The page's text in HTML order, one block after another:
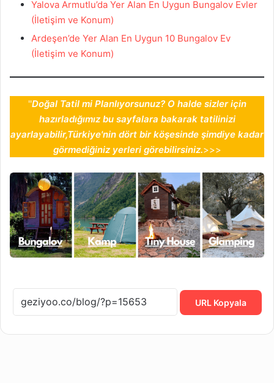
Yalova Armutlu’da Yer Alan En Uygun Bungalov Evler
(İletişim ve Konum)
Ardeşen’de Yer Alan En Uygun 10 Bungalov Ev
(İletişim ve Konum)
''Doğal Tatil mi Planlıyorsunuz? O halde sizler için
hazırladığımız bu sayfalara bakarak tatilinizi
ayarlayabilir,Türkiye'nin dört bir köşesinde şimdiye kadar
görmediğiniz yerleri görebilirsiniz.>>>
URL Kopyala